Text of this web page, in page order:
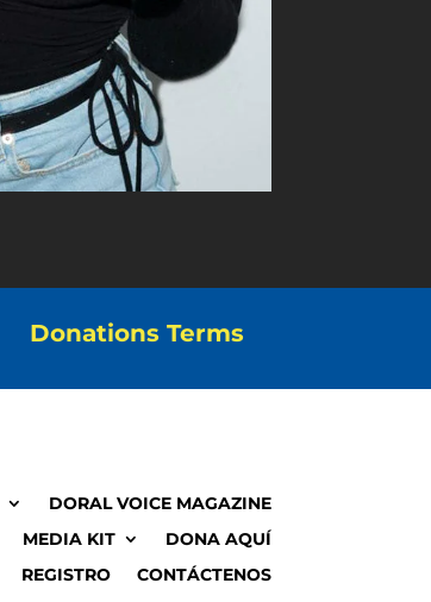
Donations Terms
DORAL VOICE MAGAZINE
MEDIA KIT
DONA AQUÍ
REGISTRO
CONTÁCTENOS